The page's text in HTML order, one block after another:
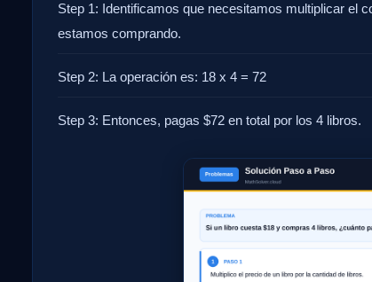
Step 1: Identificamos que necesitamos multiplicar el
estamos comprando.
Step 2: La operación es: 18 x 4 = 72
Step 3: Entonces, pagas $72 en total por los 4 libros.